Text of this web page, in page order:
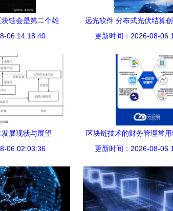
链会是第二个雄
06 14:18:40
远光软件 分布式光伏结算
2019世界计算机大会，引领
更新时间：2026-08-06
展现状与展望
06 02:03:36
区块链技术的财务管理常
更新时间：2026-08-06